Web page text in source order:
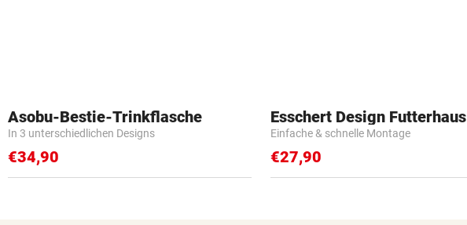
Asobu-Bestie-Trinkflasche
In 3 unterschiedlichen Designs
€34,90
Esschert Design Futterhaus
Einfache & schnelle Montage
€27,90